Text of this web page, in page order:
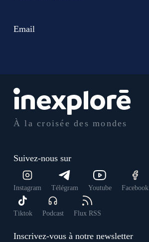
À la croisée des mondes
Suivez-nous sur
Instagram Télégram Youtube Facebook
Tiktok Podcast Flux RSS
Inscrivez-vous à notre newsletter
Email